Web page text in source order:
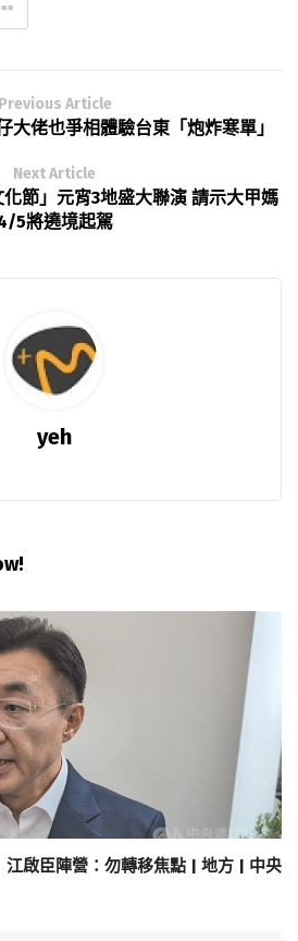
Previous Article
大佬也爭相體驗台東「炮炸寒單」
Next Article
化節」元宵3地盛大聯演 請示大甲媽
5將遶境起駕
yeh
啟臣陣營：勿轉移焦點 | 地方 | 中央